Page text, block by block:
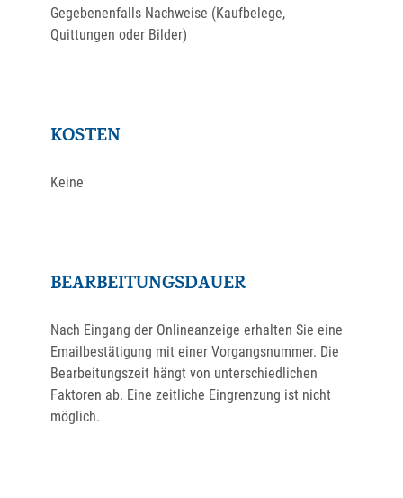
Gegebenenfalls Nachweise (Kaufbelege,
Quittungen oder Bilder)
KOSTEN
Keine
BEARBEITUNGSDAUER
Nach Eingang der Onlineanzeige erhalten Sie eine
Emailbestätigung mit einer Vorgangsnummer. Die
Bearbeitungszeit hängt von unterschiedlichen
Faktoren ab. Eine zeitliche Eingrenzung ist nicht
möglich.